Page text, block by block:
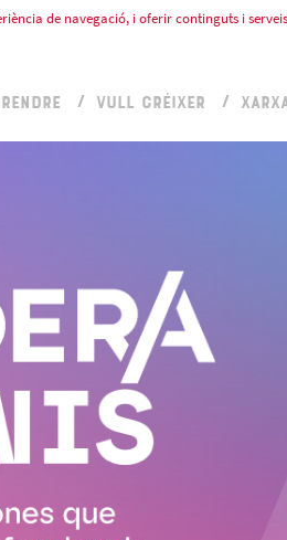
de navegació, i oferir continguts i
VULL CRÉIXER